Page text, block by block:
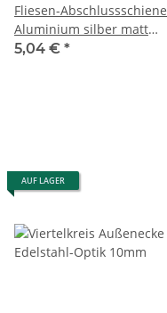
Fliesen-Abschlussschiene
Aluminium silber matt
eloxiert 12,5mm 1m
5,04 € *
AUF LAGER